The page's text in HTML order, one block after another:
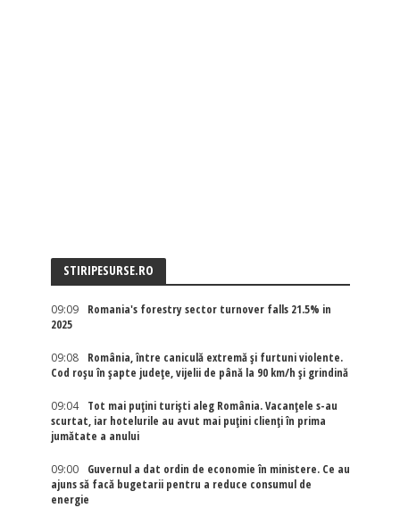
STIRIPESURSE.RO
09:09
Romania's forestry sector turnover falls 21.5% in
2025
09:08
România, între caniculă extremă și furtuni violente.
Cod roșu în șapte județe, vijelii de până la 90 km/h și grindină
09:04
Tot mai puțini turiști aleg România. Vacanțele s-au
scurtat, iar hotelurile au avut mai puțini clienți în prima
jumătate a anului
09:00
Guvernul a dat ordin de economie în ministere. Ce au
ajuns să facă bugetarii pentru a reduce consumul de
energie